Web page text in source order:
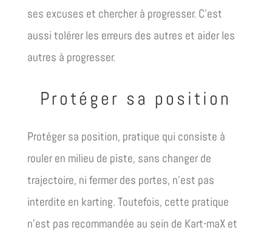
ses excuses et chercher à progresser. C’est
aussi tolérer les erreurs des autres et aider les
autres à progresser.
Protéger sa position
Protéger sa position, pratique qui consiste à
rouler en milieu de piste, sans changer de
trajectoire, ni fermer des portes, n’est pas
interdite en karting. Toutefois, cette pratique
n’est pas recommandée au sein de Kart-maX et